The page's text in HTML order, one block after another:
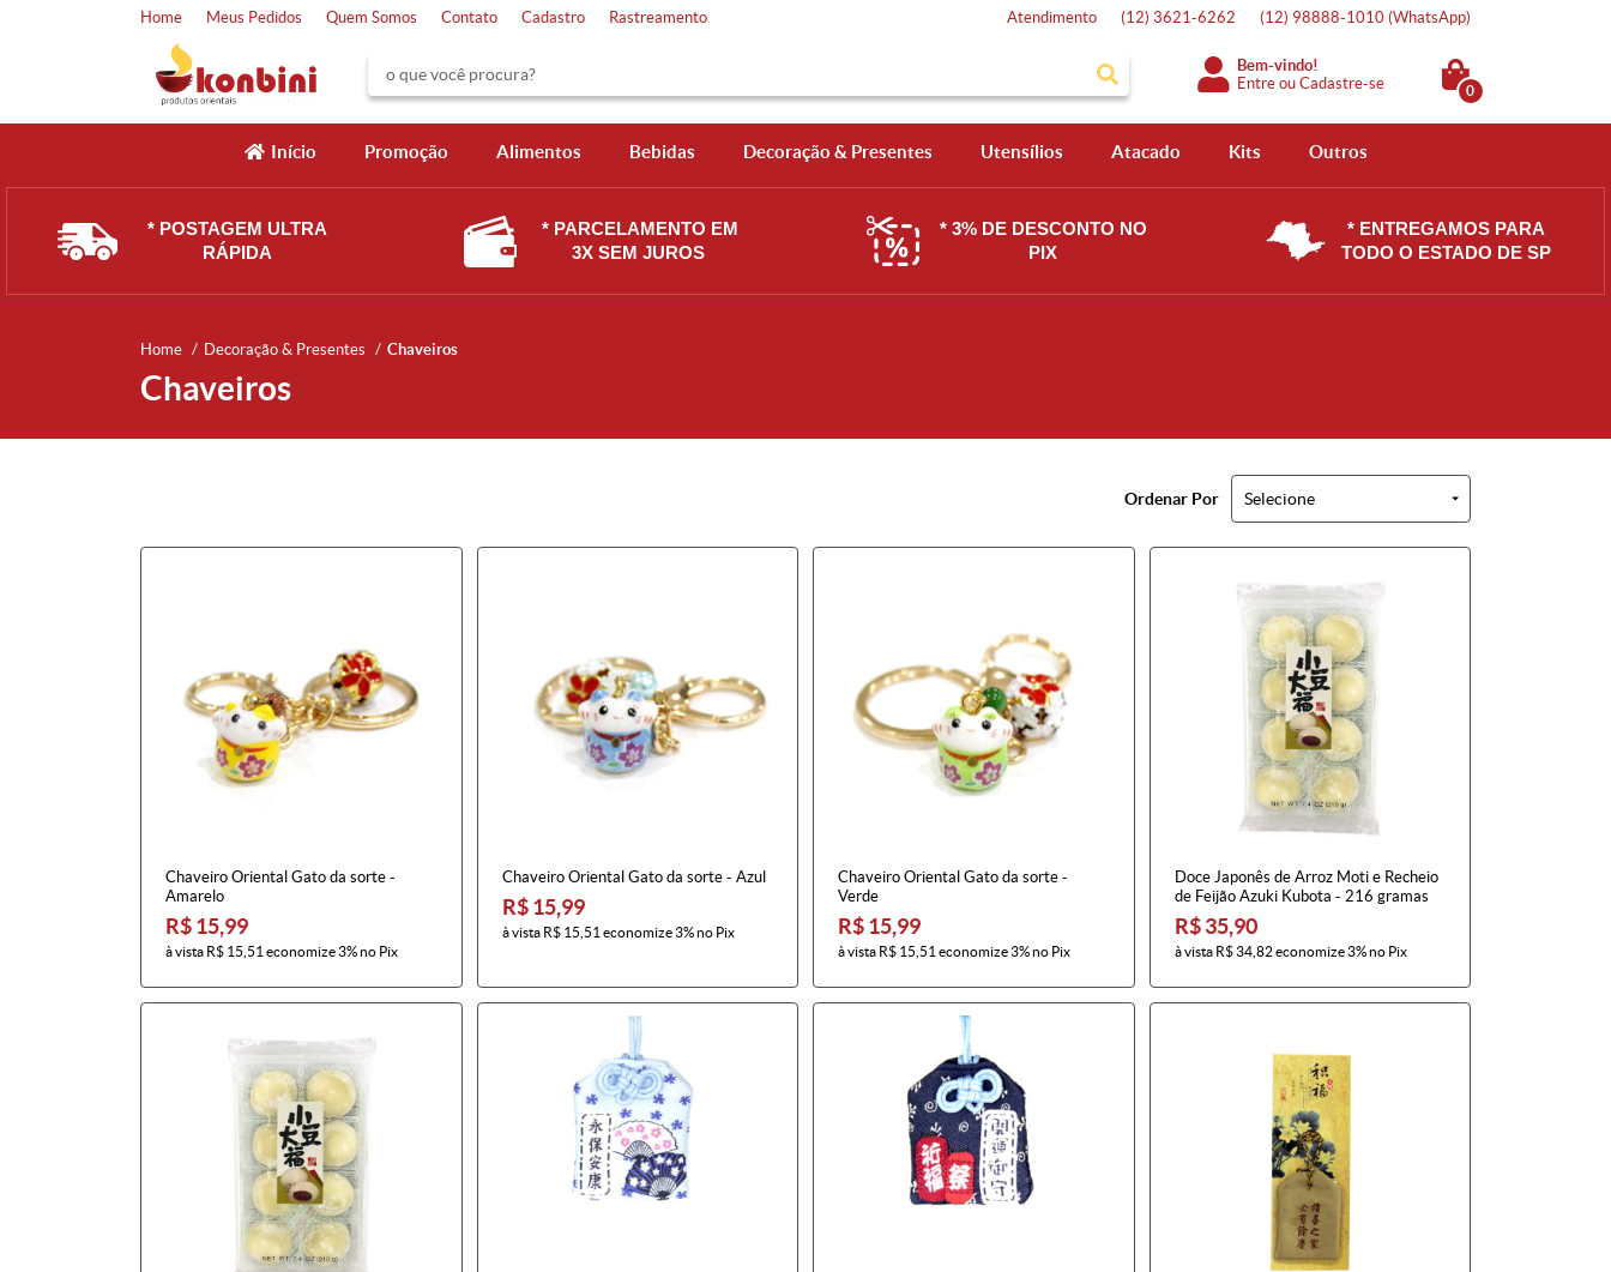
Home Meus Pedidos Quem Somos Contato Cadastro Rastreamento Atendimento (12) 3621-6262 (12) 98888-1010 (WhatsApp)
Bem-vindo!
Entre ouCadastre-se 0
Início Promoção Alimentos Bebidas Decoração & Presentes Utensílios Atacado Kits Outros
* POSTAGEM ULTRA
RÁPIDA
* PARCELAMENTO EM
3X SEM JUROS
* 3% DE DESCONTO NO
PIX
* ENTREGAMOS PARA
TODO O ESTADO DE SP
Home Decoração & Presentes Chaveiros
Chaveiros
Ordenar Por Selecione
Chaveiro Oriental Gato da sorte -
Amarelo
R$ 15,99
à vista R$ 15,51 economize3%no Pix
Chaveiro Oriental Gato da sorte - Azul
R$ 15,99
à vista R$ 15,51 economize3%no Pix
Chaveiro Oriental Gato da sorte -
Verde
R$ 15,99
à vista R$ 15,51 economize3%no Pix
Doce Japonês de Arroz Moti e Recheio
de Feijão Azuki Kubota - 216 gramas
R$ 35,90
à vista R$ 34,82economize3%no Pix